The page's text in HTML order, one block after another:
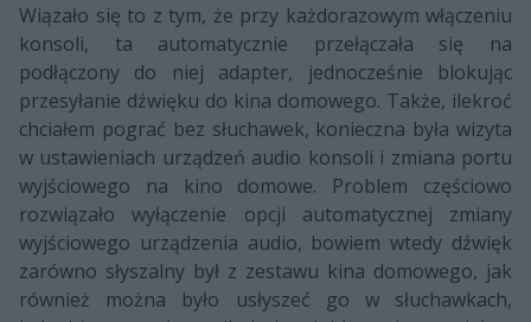
Wiązało się to z tym, że przy każdorazowym włączeniu
konsoli, ta automatycznie przełączała się na
podłączony do niej adapter, jednocześnie blokując
przesyłanie dźwięku do kina domowego. Także, ilekroć
chciałem pograć bez słuchawek, konieczna była wizyta
w ustawieniach urządzeń audio konsoli i zmiana portu
wyjściowego na kino domowe. Problem częściowo
rozwiązało wyłączenie opcji automatycznej zmiany
wyjściowego urządzenia audio, bowiem wtedy dźwięk
zarówno słyszalny był z zestawu kina domowego, jak
również można było usłyszeć go w słuchawkach,